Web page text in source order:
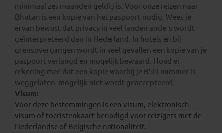
minimaal zes maanden geldig is. Voor onze reizen naar
Bhutan is een kopie van het paspoort nodig. Wees je
ervan bewust dat privacy in veel landen anders wordt
geïnterpreteerd dan in Nederland. In hotels en bij
grensovergangen wordt in veel gevallen een kopie van je
paspoort verlangd en mogelijk bewaard. Houd er
rekening mee dat een kopie waarbij je BSN-nummer is
weggelaten, mogelijk niet wordt geaccepteerd.
Visum:
Voor deze bestemmingen is een visum, elektronisch
visum of toeristenkaart benodigd voor reizigers met de
Nederlandse of Belgische nationaliteit.